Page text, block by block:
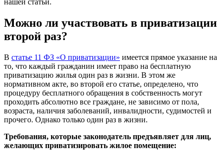
Можно ли участвовать в приватизации
второй раз?
В статье 11 ФЗ «О приватизации» имеется прямое указание на
то, что каждый гражданин имеет право на бесплатную
приватизацию жилья один раз в жизни. В этом же
нормативном акте, во второй его статье, определено, что
процедуру бесплатного обращения в собственность могут
проходить абсолютно все граждане, не зависимо от пола,
возраста, наличия заболеваний, инвалидности, судимостей и
прочего. Однако только один раз в жизни.
Требования, которые законодатель предъявляет для лиц,
желающих приватизировать жилое помещение: